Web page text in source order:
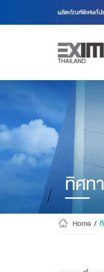
ผลิตภัณฑ์พิเศษ/โป
ทิศท
Home /